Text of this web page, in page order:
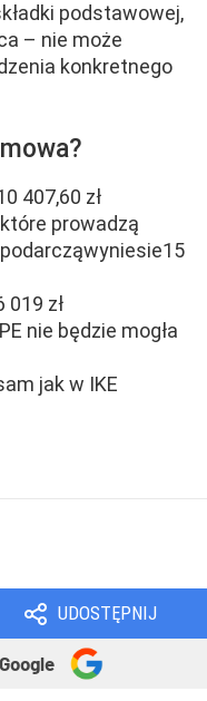
podstawowej,
– nie może
konkretnego
407,60 zł
prowadzą
019 zł
nie będzie mogła
jak w IKE
UDOSTĘPNIJ